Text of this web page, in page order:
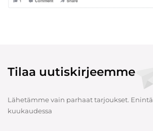
Tilaa uutiskirjeemme
Lähetämme vain parhaat tarjoukset.
kuukaudessa